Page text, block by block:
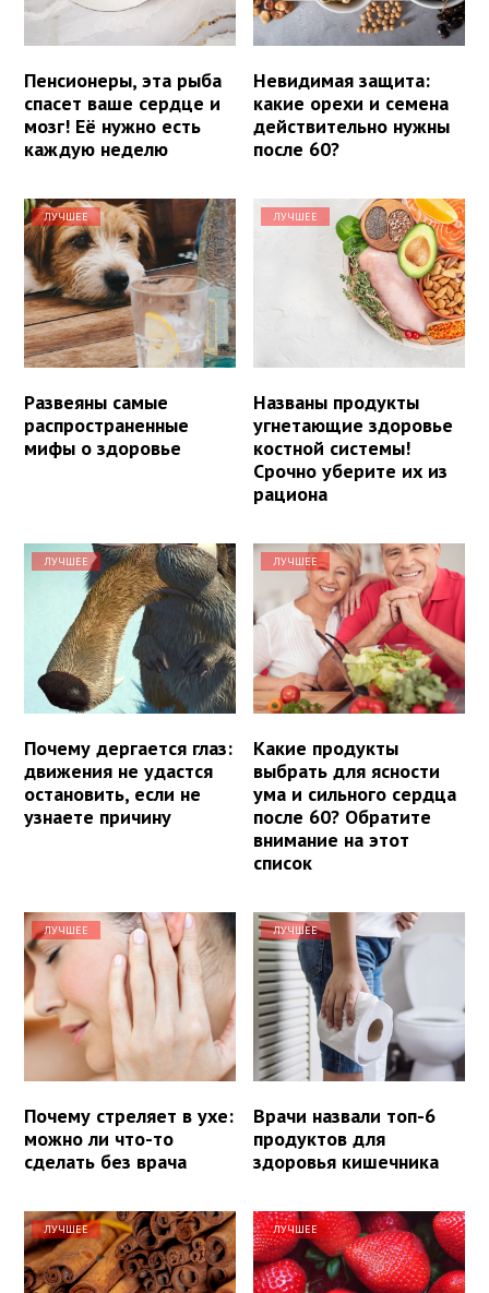
Пенсионеры, эта рыба
спасет ваше сердце и
мозг! Её нужно есть
каждую неделю
Невидимая защита:
какие орехи и семена
действительно нужны
после 60?
ЛУЧШЕЕ
Развеяны самые
распространенные
мифы о здоровье
ЛУЧШЕЕ
Названы продукты
угнетающие здоровье
костной системы!
Срочно уберите их из
рациона
ЛУЧШЕЕ
Почему дергается глаз:
движения не удастся
остановить, если не
узнаете причину
ЛУЧШЕЕ
Какие продукты
выбрать для ясности
ума и сильного сердца
после 60? Обратите
внимание на этот
список
ЛУЧШЕЕ
Почему стреляет в ухе:
можно ли что-то
сделать без врача
ЛУЧШЕЕ
Врачи назвали топ-6
продуктов для
здоровья кишечника
ЛУЧШЕЕ ЛУЧШЕЕ